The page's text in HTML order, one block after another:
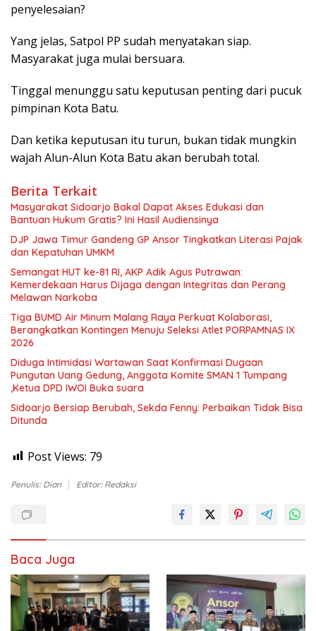
penyelesaian?
Yang jelas, Satpol PP sudah menyatakan siap.
Masyarakat juga mulai bersuara.
Tinggal menunggu satu keputusan penting dari pucuk
pimpinan Kota Batu.
Dan ketika keputusan itu turun, bukan tidak mungkin
wajah Alun-Alun Kota Batu akan berubah total.
Berita Terkait
Masyarakat Sidoarjo Bakal Dapat Akses Edukasi dan
Bantuan Hukum Gratis? Ini Hasil Audiensinya
DJP Jawa Timur Gandeng GP Ansor Tingkatkan Literasi Pajak
dan Kepatuhan UMKM
Semangat HUT ke-81 RI, AKP Adik Agus Putrawan:
Kemerdekaan Harus Dijaga dengan Integritas dan Perang
Melawan Narkoba
Tiga BUMD Air Minum Malang Raya Perkuat Kolaborasi,
Berangkatkan Kontingen Menuju Seleksi Atlet PORPAMNAS IX
2026
Diduga Intimidasi Wartawan Saat Konfirmasi Dugaan
Pungutan Uang Gedung, Anggota Komite SMAN 1 Tumpang
,Ketua DPD IWOI Buka suara
Sidoarjo Bersiap Berubah, Sekda Fenny: Perbaikan Tidak Bisa
Ditunda
Post Views: 79
Penulis: Dian Editor: Redaksi
Baca Juga